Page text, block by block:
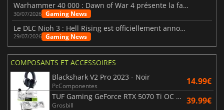
Warhammer 40 000 : Dawn of War 4 présente la faction des Nécrons
30/07/2026 Gaming News
Le DLC Nioh 3 : Hell Rising est officiellement annoncé
29/07/2026 Gaming News
COMPOSANTS ET ACCESSOIRES
Blackshark V2 Pro 2023 - Noir
PcComponentes 14.99€
TUF Gaming GeForce RTX 5070 Ti OC White Edition 16GB
Grosbill 39.99€